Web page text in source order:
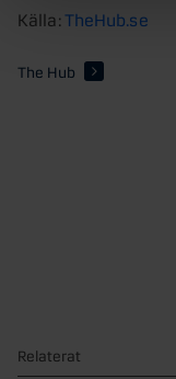
Källa:TheHub.se
The Hub
Relaterat